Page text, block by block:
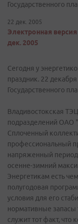
Государственного
22 дек. 2005
Электронная
дек. 2005
Сегодня у
праздник. 22
Государственного
Владивостокская
подразделений ОАО
Сплоченный
профессиональный
напряженный период
осенне-зимний
Энергетикам есть
полугодовая
условия для его
нормативные
служит тот факт,